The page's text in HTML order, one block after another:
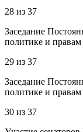
28 из 37
Заседание
политике и правам
29 из 37
Заседание
политике и правам
30 из 37